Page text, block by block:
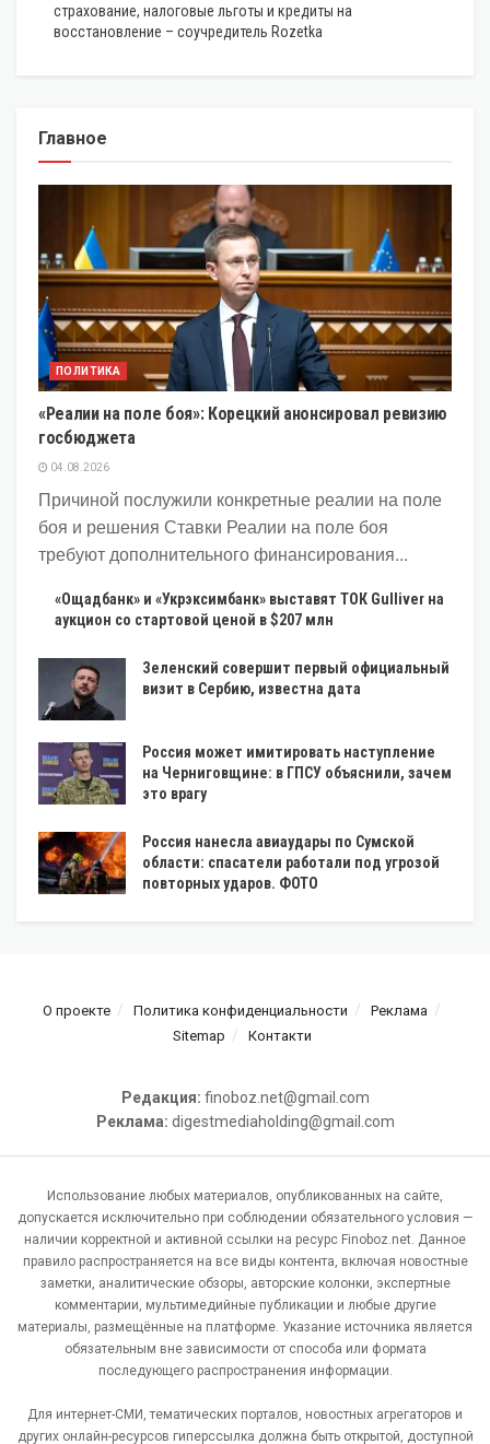
страхование, налоговые льготы и кредиты на
восстановление – соучредитель Rozetka
Главное
ПОЛИТИКА
«Реалии на поле боя»: Корецкий анонсировал ревизию
госбюджета
04.08.2026
Причиной послужили конкретные реалии на поле
боя и решения Ставки Реалии на поле боя
требуют дополнительного финансирования...
«Ощадбанк» и «Укрэксимбанк» выставят ТОК Gulliver на
аукцион со стартовой ценой в $207 млн
Зеленский совершит первый официальный
визит в Сербию, известна дата
Россия может имитировать наступление
на Черниговщине: в ГПСУ объяснили, зачем
это врагу
Россия нанесла авиаудары по Сумской
области: спасатели работали под угрозой
повторных ударов. ФОТО
О проекте Политика конфиденциальности
Реклама
Sitemap
Контакти
Редакция: finoboz.net@gmail.com
Реклама: digestmediaholding@gmail.com
Использование любых материалов, опубликованных на сайте,
допускается исключительно при соблюдении обязательного условия —
наличии корректной и активной ссылки на ресурс Finoboz.net. Данное
правило распространяется на все виды контента, включая новостные
заметки, аналитические обзоры, авторские колонки, экспертные
комментарии, мультимедийные публикации и любые другие
материалы, размещённые на платформе. Указание источника является
обязательным вне зависимости от способа или формата
последующего распространения информации.
Для интернет-СМИ, тематических порталов, новостных агрегаторов и
других онлайн-ресурсов гиперссылка должна быть открытой, доступной